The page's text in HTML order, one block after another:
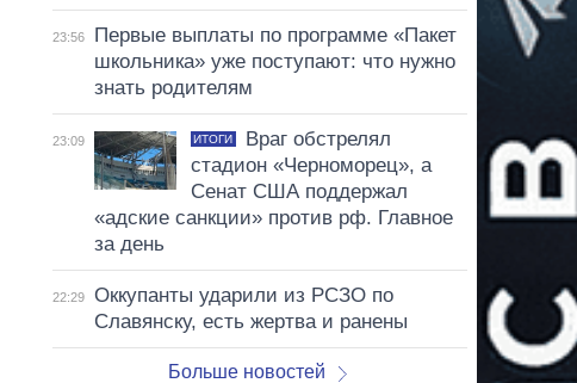
23:56
Первые выплаты по программе «Пакет
школьника» уже поступают: что нужно
знать родителям
23:09 ИТОГИ
Враг обстрелял
стадион «Черноморец», а
Сенат США поддержал
«адские санкции» против рф. Главное
за день
22:29
Оккупанты ударили из РСЗО по
Славянску, есть жертва и ранены
Больше новостей